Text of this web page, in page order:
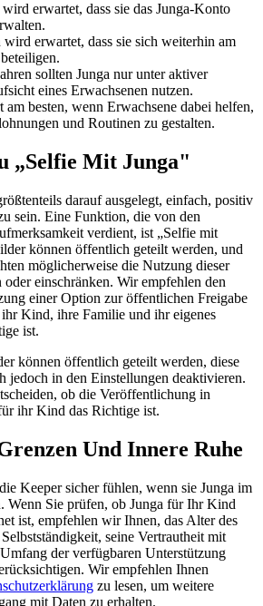
erwartet, dass sie das Junga-Konto
erwartet, dass sie sich weiterhin am
sollten Junga nur unter aktiver
eines Erwachsenen nutzen.
am besten, wenn Erwachsene dabei helfen,
und Routinen zu gestalten.
„Selfie Mit Junga"
darauf ausgelegt, einfach, positiv
sein. Eine Funktion, die von den
verdient, ist „Selfie mit
können öffentlich geteilt werden, und
möglicherweise die Nutzung dieser
einschränken. Wir empfehlen den
einer Option zur öffentlichen Freigabe
Kind, ihre Familie und ihr eigenes
ist.
können öffentlich geteilt werden, diese
jedoch in den Einstellungen deaktivieren.
ob die Veröffentlichung in
ihr Kind das Richtige ist.
Und Innere Ruhe
Keeper sicher fühlen, wenn sie Junga im
Wenn Sie prüfen, ob Junga für Ihr Kind
ist, empfehlen wir Ihnen, das Alter des
seine Vertrautheit mit
der verfügbaren Unterstützung
Wir empfehlen Ihnen
zu lesen, um weitere
mit Daten zu erhalten.